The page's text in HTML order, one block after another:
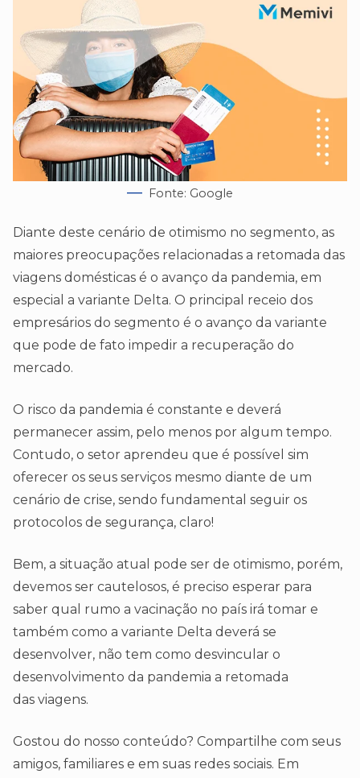
Fonte: Google
Diante deste cenário de otimismo no segmento, as
maiores preocupações relacionadas a retomada das
viagens domésticas é o avanço da pandemia, em
especial a variante Delta. O principal receio dos
empresários do segmento é o avanço da variante
que pode de fato impedir a recuperação do
mercado.
O risco da pandemia é constante e deverá
permanecer assim, pelo menos por algum tempo.
Contudo, o setor aprendeu que é possível sim
oferecer os seus serviços mesmo diante de um
cenário de crise, sendo fundamental seguir os
protocolos de segurança, claro!
Bem, a situação atual pode ser de otimismo, porém,
devemos ser cautelosos, é preciso esperar para
saber qual rumo a vacinação no país irá tomar e
também como a variante Delta deverá se
desenvolver, não tem como desvincular o
desenvolvimento da pandemia a retomada
das viagens.
Gostou do nosso conteúdo? Compartilhe com seus
amigos, familiares e em suas redes sociais. Em